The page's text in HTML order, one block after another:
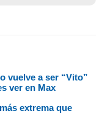
vuelve a ser “Vito”
ver en Max
extrema que